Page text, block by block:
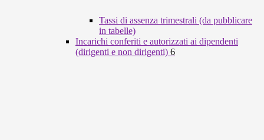
Tassi di assenza trimestrali (da pubblicare
in tabelle)
Incarichi conferiti e autorizzati ai dipendenti
(dirigenti e non dirigenti) 6